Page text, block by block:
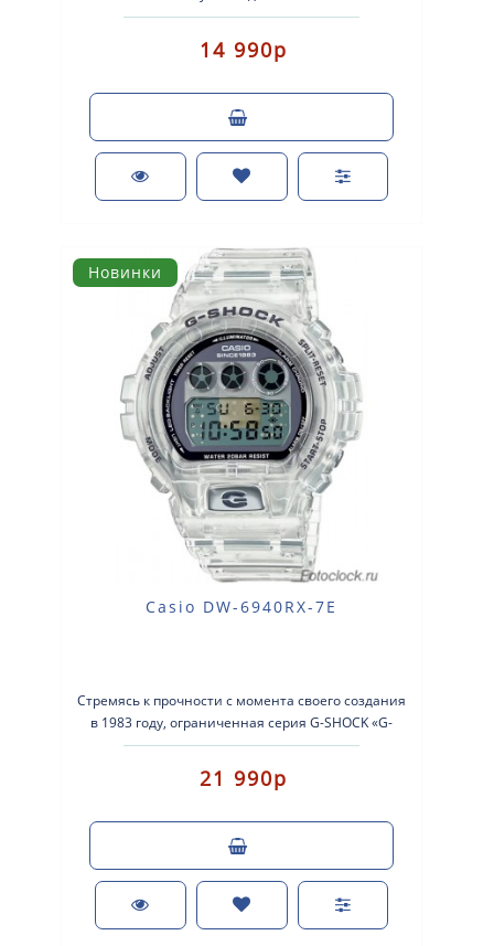
наручные серии Casio G-Shock ..
14 990р
Новинки
Casio DW-6940RX-7E
Стремясь к прочности с момента своего создания
в 1983 году, ограниченная серия G-SHOCK «G-
SHOCK 40th Clear Remix&raq..
21 990р